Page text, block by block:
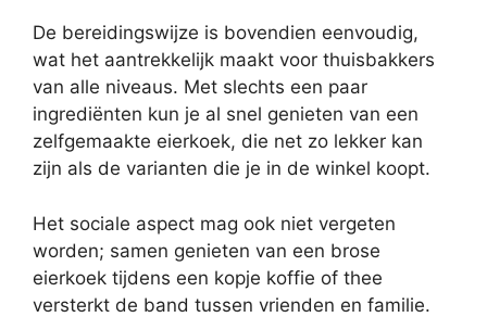
De bereidingswijze is bovendien eenvoudig,
wat het aantrekkelijk maakt voor thuisbakkers
van alle niveaus. Met slechts een paar
ingrediënten kun je al snel genieten van een
zelfgemaakte eierkoek, die net zo lekker kan
zijn als de varianten die je in de winkel koopt.
Het sociale aspect mag ook niet vergeten
worden; samen genieten van een brose
eierkoek tijdens een kopje koffie of thee
versterkt de band tussen vrienden en familie.